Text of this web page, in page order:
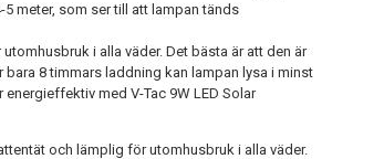
meter, som ser till att lampan tänds
i alla väder. Det bästa är att den är
8 timmars laddning kan lampan lysa i minst
med V-Tac 9W LED Solar
och lämplig för utomhusbruk i alla väder.